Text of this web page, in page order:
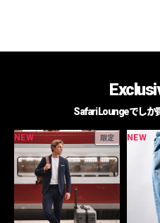
Safari Loungeでしか
NEW 限定 NEW